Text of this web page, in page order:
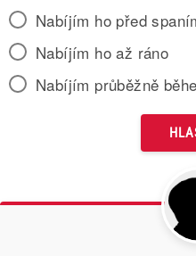
Nabíjím ho před
Nabíjím ho až ráno
Nabíjím průběžně